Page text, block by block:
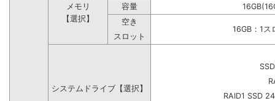
メモリ
【選択】
容量
空き
16GB：1
スロット
システムドライブ【選択】
RAID1 SSD